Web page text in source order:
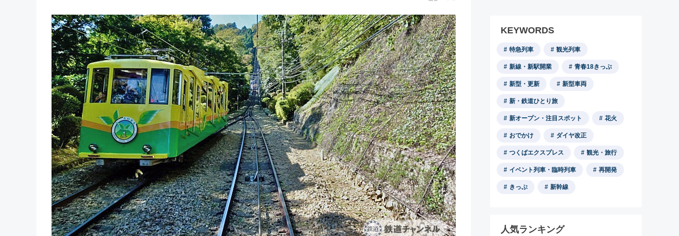
KEYWORDS
特急列車 観光列車
新線・新駅開業 青春18きっぷ
新型・更新 新型車両
新・鉄道ひとり旅
新オープン・注目スポット 花火
おでかけ ダイヤ改正
つくばエクスプレス 観光・旅行
イベント列車・臨時列車 再開発
きっぷ 新幹線
人気ランキング